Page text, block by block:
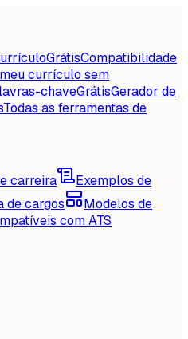
GrátisCompatibilidade
currículo sem
chaveGrátisGerador de
Todas as ferramentas de
carreira
Exemplos de
de cargos
Modelos de
com ATS